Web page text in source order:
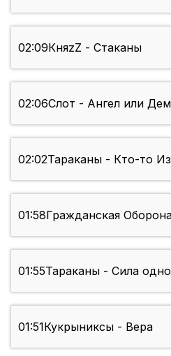
02:09КняzZ - Стаканы
02:06Слот - Ангел или
02:02Тараканы - Кто-то
01:58Гражданская
01:55Тараканы - Сила
01:51Кукрыниксы - Вера